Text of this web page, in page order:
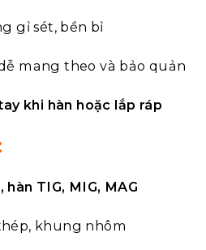
gỉ sét, bền bỉ
mang theo và bảo quản
khi hàn hoặc lắp ráp
hàn TIG, MIG, MAG
khung nhôm